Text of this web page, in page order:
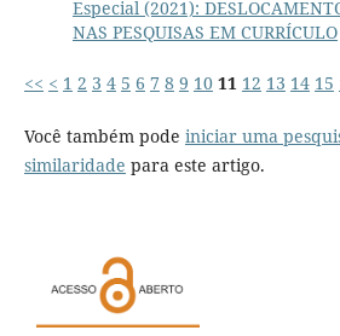
Especial (2021):
NAS PESQUISAS EM CURRÍCULO
<< < 1 2 3 4 5 6 7 8 9 10 11 12 13 14 15
Você também pode iniciar uma
similaridade para este artigo.